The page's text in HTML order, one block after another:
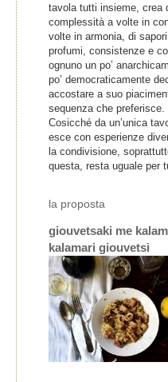
tavola tutti insieme, crea
complessità a volte in
volte in armonia, di sapori,
profumi, consistenze e
ognuno un po’
po’ democraticamente
accostare a suo
sequenza che preferisce.
Cosicché da un’unica
esce con esperienze
la condivisione,
questa, resta uguale per
la proposta
giouvetsaki me
kalamari giouvetsi